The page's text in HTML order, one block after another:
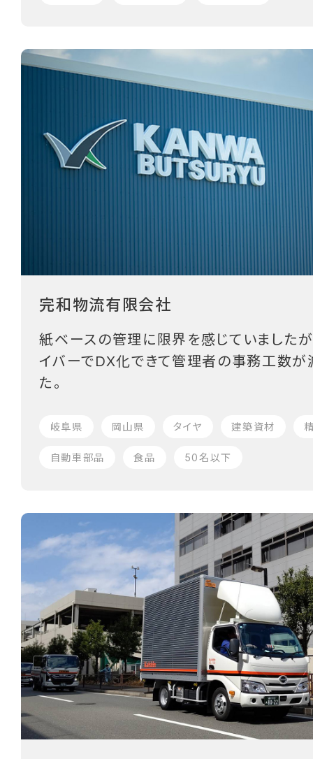
完和物流有限会社
紙ベースの管理に限界を感じていましたが
イバーでDX化できて管理者の事務工数が
た。
岐阜県 岡山県 タイヤ 建築資材
自動車部品 食品 50名以下